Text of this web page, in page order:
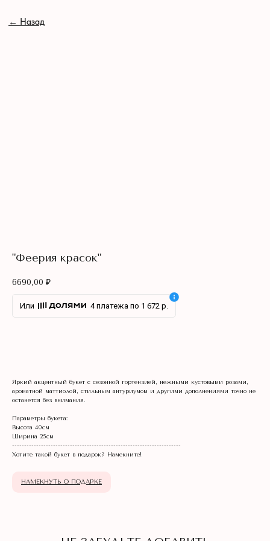
"Феерия красок"
6690,00 ₽
Или 4 платежа по 1 672 р.
Яркий акцентный букет с сезонной гортензией, нежными кустовыми розами,
ароматной маттиолой, стильным антуриумом и другими дополнениями точно не
останется без внимания.
Параметры букета:
Высота 40см
Ширина 25см
----------------------------------------------------------------------
Хотите такой букет в подарок? Намекните!
НАМЕКНУТЬ О ПОДАРКЕ
НЕ ЗАБУДЬТЕ ДОБАВИТЬ
ПОДАРОК К БУКЕТУ